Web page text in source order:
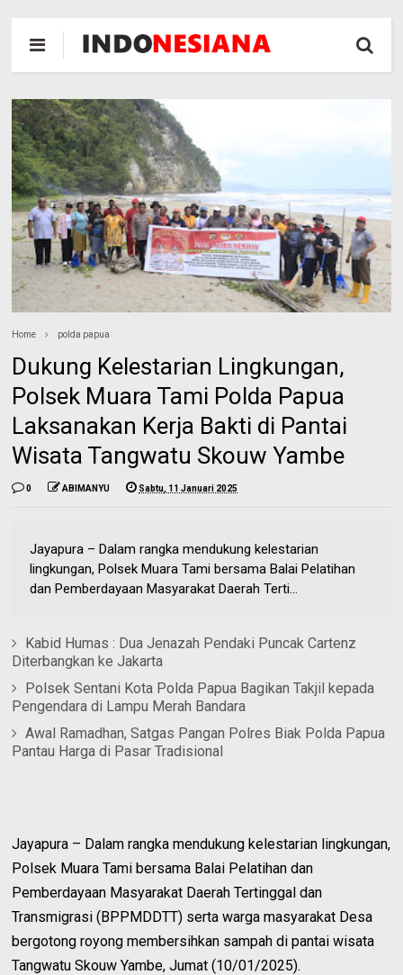
Home polda papua
Dukung Kelestarian Lingkungan,
Polsek Muara Tami Polda Papua
Laksanakan Kerja Bakti di Pantai
Wisata Tangwatu Skouw Yambe
0 ABIMANYU Sabtu, 11 Januari 2025
Jayapura – Dalam rangka mendukung kelestarian
lingkungan, Polsek Muara Tami bersama Balai Pelatihan
dan Pemberdayaan Masyarakat Daerah Terti...
Kabid Humas : Dua Jenazah Pendaki Puncak Cartenz
Diterbangkan ke Jakarta
Polsek Sentani Kota Polda Papua Bagikan Takjil kepada
Pengendara di Lampu Merah Bandara
Awal Ramadhan, Satgas Pangan Polres Biak Polda Papua
Pantau Harga di Pasar Tradisional
Jayapura – Dalam rangka mendukung kelestarian lingkungan,
Polsek Muara Tami bersama Balai Pelatihan dan
Pemberdayaan Masyarakat Daerah Tertinggal dan
Transmigrasi (BPPMDDTT) serta warga masyarakat Desa
bergotong royong membersihkan sampah di pantai wisata
Tangwatu Skouw Yambe, Jumat (10/01/2025).